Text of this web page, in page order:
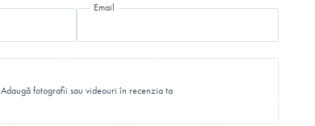
Email
Adaugă fotografii sau videouri în recenzia ta